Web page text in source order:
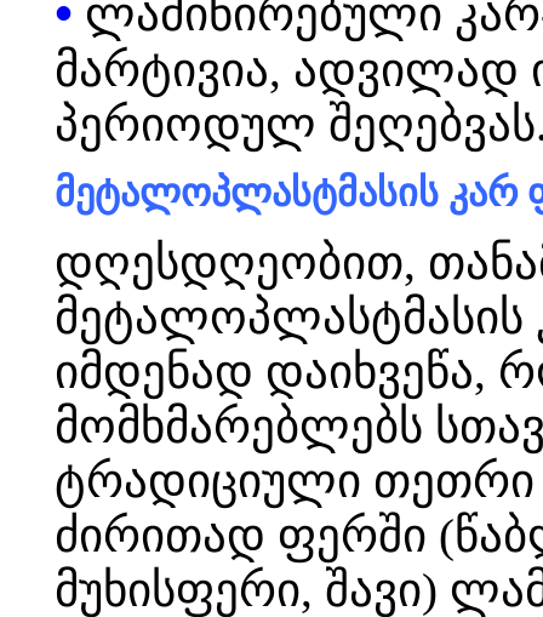
• ლამინირებული
მარტივია, ადვილად
პერიოდულ
მეტალოპლასტმასის კარ
დღესდღეობით,
მეტალოპლასტმასის
იმდენად დაიხვეწა,
მომხმარებლებს
ტრადიციული თეთრი
ძირითად ფერში
მუხისფერი, შავი)